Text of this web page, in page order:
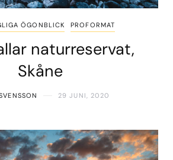
ÖGONBLICK PROFORMAT
naturreservat,
Skåne
29 JUNI, 2020